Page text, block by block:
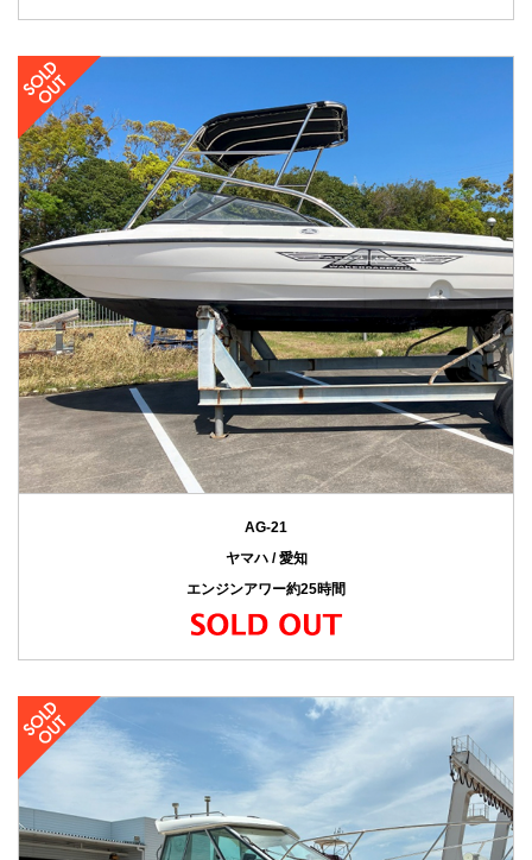
AG-21
ヤマハ / 愛知
エンジンアワー約25時間